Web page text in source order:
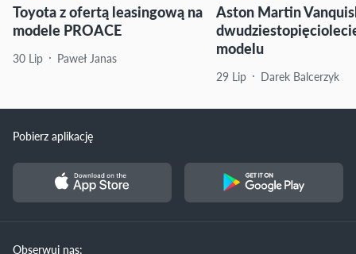
Toyota z ofertą leasingową na
modele PROACE
30 Lip Paweł Janas
Aston Martin
modelu
29 Lip Darek Balcerzyk
Pobierz aplikację
Obserwuj nas: